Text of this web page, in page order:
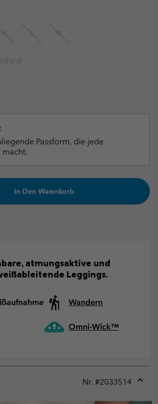
M L XL
Passform, die jede
macht.
In Den Warenkorb
atmungsaktive und
Leggings.
Wandern
Omni-Wick™
Nr. #2033514
or